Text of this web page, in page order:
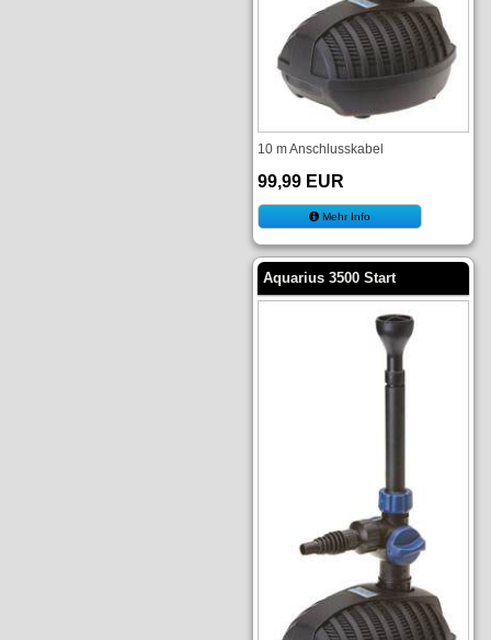
10 m Anschlusskabel
99,99 EUR
Mehr Info
Aquarius 3500 Start